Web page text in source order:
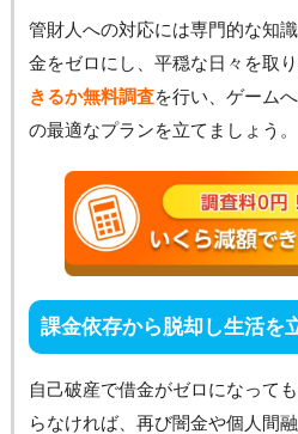
管財人への対応には専門的な知
金をゼロにし、平穏な日々を取
きるか無料調査を行い、ゲーム
の最適なプランを立てましょう。
課金依存から脱却し生活を
自己破産で借金がゼロになって
らなければ、再び闇金や個人間